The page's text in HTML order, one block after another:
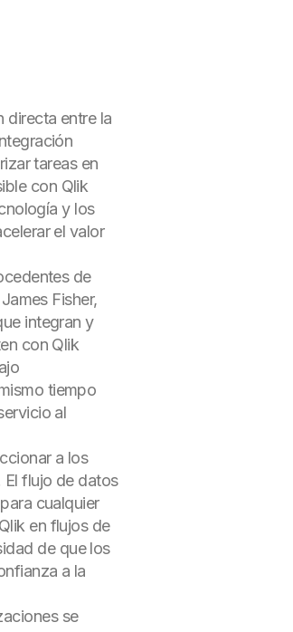
directa entre la
tareas en
con Qlik
y los
el valor
de
Fisher,
integran y
con Qlik
tiempo
al
a los
El flujo de datos
cualquier
en flujos de
de que los
a la
se